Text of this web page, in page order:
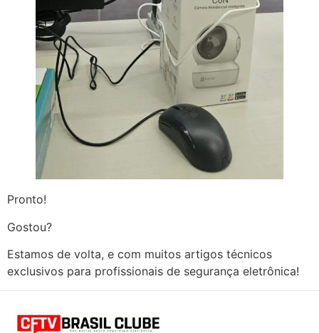
Pronto!
Gostou?
Estamos de volta, e com muitos artigos técnicos
exclusivos para profissionais de segurança eletrônica!